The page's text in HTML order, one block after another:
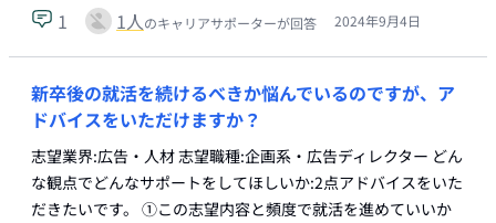
1 1人のキャリアサポーターが回答 2024年9月4日
新卒後の就活を続けるべきか悩んでいるのですが、ア
ドバイスをいただけますか？
志望業界:広告・人材 志望職種:企画系・広告ディレクター どん
な観点でどんなサポートをしてほしいか:2点アドバイスをいた
だきたいです。 ①この志望内容と頻度で就活を進めていいか